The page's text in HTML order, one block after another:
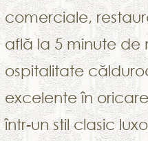
comerciale,
află la 5 minute de
ospitalitate
excelente în
într-un stil clasic